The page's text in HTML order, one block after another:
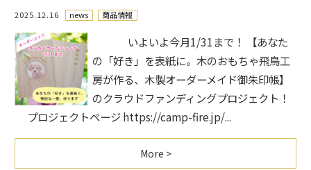
2025.12.16 news 商品情報
いよいよ今月1/31まで！ 【あなた
の「好き」を表紙に。木のおもちゃ飛鳥工
房が作る、木製オーダーメイド御朱印帳】
のクラウドファンディングプロジェクト！
プロジェクトページ https://camp-fire.jp/...
More >